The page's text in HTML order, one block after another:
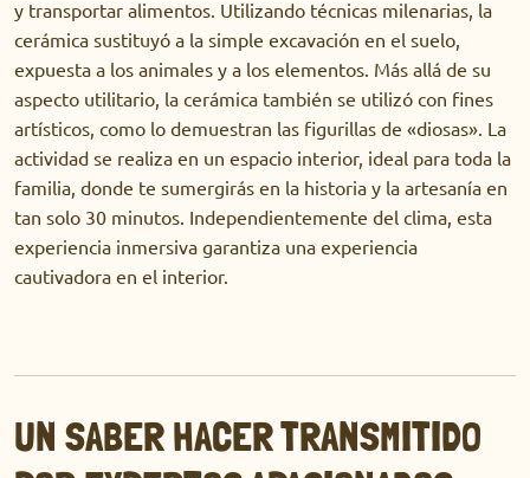
y transportar alimentos. Utilizando técnicas milenarias, la
cerámica sustituyó a la simple excavación en el suelo,
expuesta a los animales y a los elementos. Más allá de su
aspecto utilitario, la cerámica también se utilizó con fines
artísticos, como lo demuestran las figurillas de «diosas». La
actividad se realiza en un espacio interior, ideal para toda la
familia, donde te sumergirás en la historia y la artesanía en
tan solo 30 minutos. Independientemente del clima, esta
experiencia inmersiva garantiza una experiencia
cautivadora en el interior.
UN SABER HACER TRANSMITIDO